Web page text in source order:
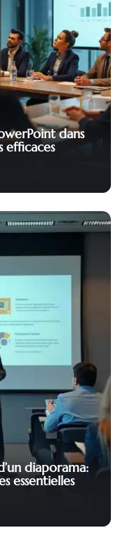
dans
efficaces
diaporama:
essentielles